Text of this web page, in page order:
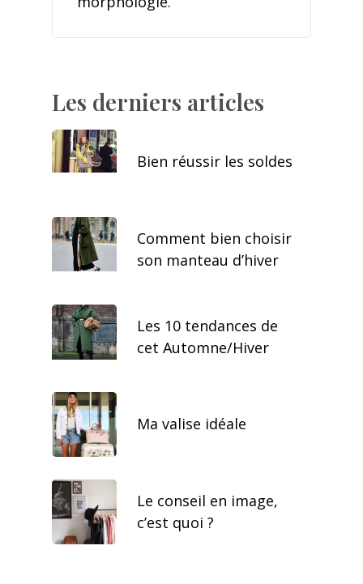
Les derniers articles
Bien réussir les soldes
Comment bien choisir
son manteau d’hiver
Les 10 tendances de
cet Automne/Hiver
Ma valise idéale
Le conseil en image,
c’est quoi ?